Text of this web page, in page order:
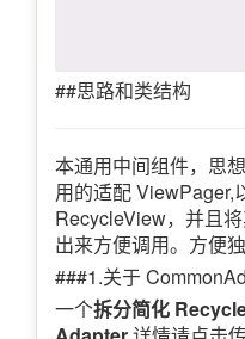
##思路和类结构
本通用中间组件，思
用的适配 ViewPager,
RecycleView，并且
出来方便调用。方便
###1.关于
一个拆分简化